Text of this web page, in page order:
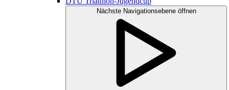
Nächste Navigationsebene öffnen